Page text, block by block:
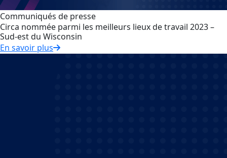
Communiqués de presse
Circa nommée parmi les meilleurs lieux de travail 2023 –
Sud-est du Wisconsin
En savoir plus